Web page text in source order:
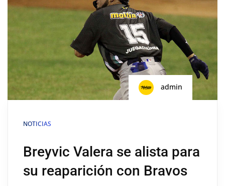
admin
NOTICIAS
Breyvic Valera se alista para
su reaparición con Bravos